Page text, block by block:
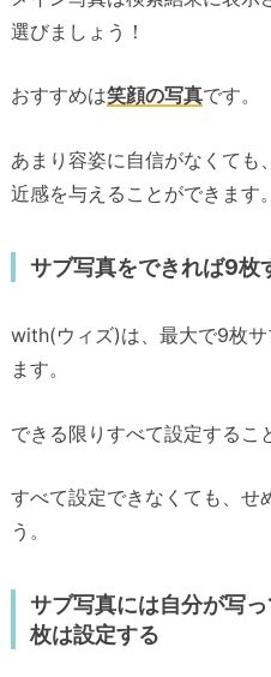
選びましょう！
おすすめは笑顔の写真です。
あまり容姿に自信がなくても
近感を与えることができます。
サブ写真をできれば9枚
with(ウィズ)は、最大で9枚
ます。
できる限りすべて設定するこ
すべて設定できなくても、せ
う。
サブ写真には自分が写
枚は設定する